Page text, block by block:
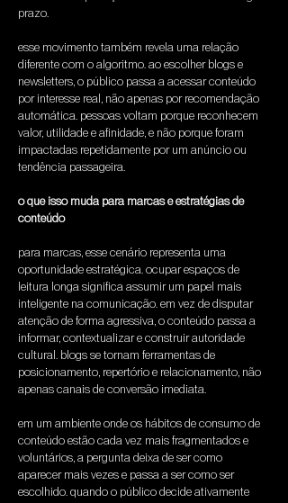
prazo.
esse movimento também revela uma relação
diferente com o algoritmo. ao escolher blogs e
newsletters, o público passa a acessar conteúdo
por interesse real, não apenas por recomendação
automática. pessoas voltam porque reconhecem
valor, utilidade e afinidade, e não porque foram
impactadas repetidamente por um anúncio ou
tendência passageira.
o que isso muda para marcas e estratégias de
conteúdo
para marcas, esse cenário representa uma
oportunidade estratégica. ocupar espaços de
leitura longa significa assumir um papel mais
inteligente na comunicação. em vez de disputar
atenção de forma agressiva, o conteúdo passa a
informar, contextualizar e construir autoridade
cultural. blogs se tornam ferramentas de
posicionamento, repertório e relacionamento, não
apenas canais de conversão imediata.
em um ambiente onde os hábitos de consumo de
conteúdo estão cada vez mais fragmentados e
voluntários, a pergunta deixa de ser como
aparecer mais vezes e passa a ser como ser
escolhido. quando o público decide ativamente